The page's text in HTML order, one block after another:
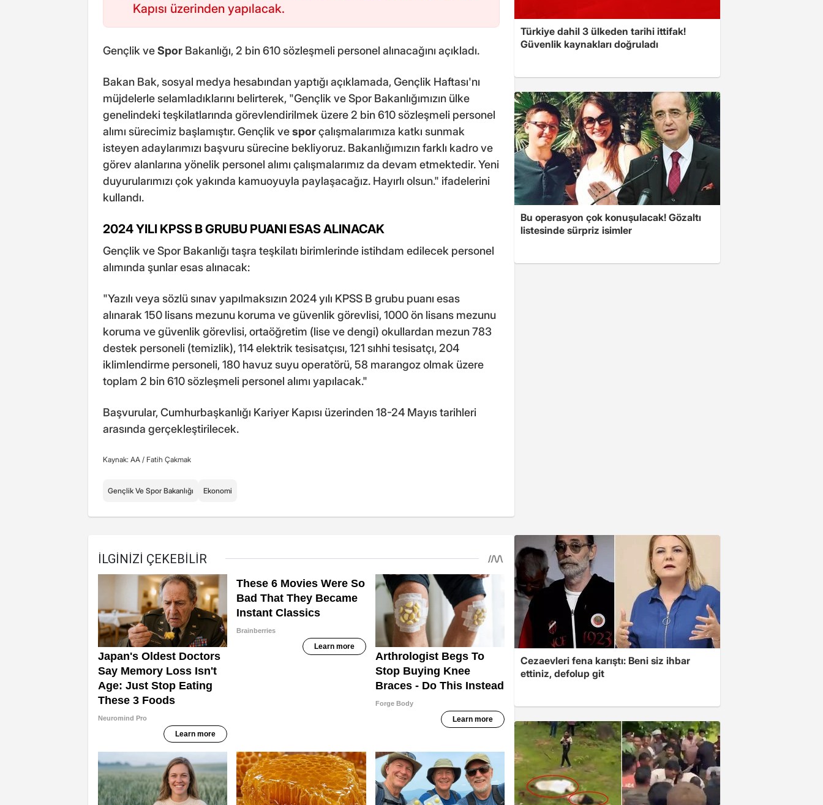
Kapısı üzerinden yapılacak.
Gençlik veSpor Bakanlığı, 2 bin 610 sözleşmeli personel alınacağını açıkladı.
Bakan Bak, sosyal medya hesabından yaptığı açıklamada, Gençlik Haftası'nı
müjdelerle selamladıklarını belirterek, "Gençlik ve Spor Bakanlığımızın ülke
genelindeki teşkilatlarında görevlendirilmek üzere 2 bin 610 sözleşmeli personel
alımı sürecimiz başlamıştır. Gençlik vesporçalışmalarımıza katkı sunmak
isteyen adaylarımızı başvuru sürecine bekliyoruz. Bakanlığımızın farklı kadro ve
görev alanlarına yönelik personel alımı çalışmalarımız da devam etmektedir. Yeni
duyurularımızı çok yakında kamuoyuyla paylaşacağız. Hayırlı olsun." ifadelerini
kullandı.
2024 YILI KPSS B GRUBU PUANI ESAS ALINACAK
Gençlik ve Spor Bakanlığı taşra teşkilatı birimlerinde istihdam edilecek personel
alımında şunlar esas alınacak:
"Yazılı veya sözlü sınav yapılmaksızın 2024 yılı KPSS B grubu puanı esas
alınarak 150 lisans mezunu koruma ve güvenlik görevlisi, 1000 ön lisans mezunu
koruma ve güvenlik görevlisi, ortaöğretim (lise ve dengi) okullardan mezun 783
destek personeli (temizlik), 114 elektrik tesisatçısı, 121 sıhhi tesisatçı, 204
iklimlendirme personeli, 180 havuz suyu operatörü, 58 marangoz olmak üzere
toplam 2 bin 610 sözleşmeli personel alımı yapılacak."
Başvurular, Cumhurbaşkanlığı Kariyer Kapısı üzerinden 18-24 Mayıs tarihleri
arasında gerçekleştirilecek.
Kaynak: AA / Fatih Çakmak
Gençlik Ve Spor Bakanlığı Ekonomi
Türkiye dahil 3 ülkeden tarihi ittifak!
Güvenlik kaynakları doğruladı
Bu operasyon çok konuşulacak! Gözaltı
listesinde sürpriz isimler
Cezaevleri fena karıştı: Beni siz ihbar
ettiniz, defolup git